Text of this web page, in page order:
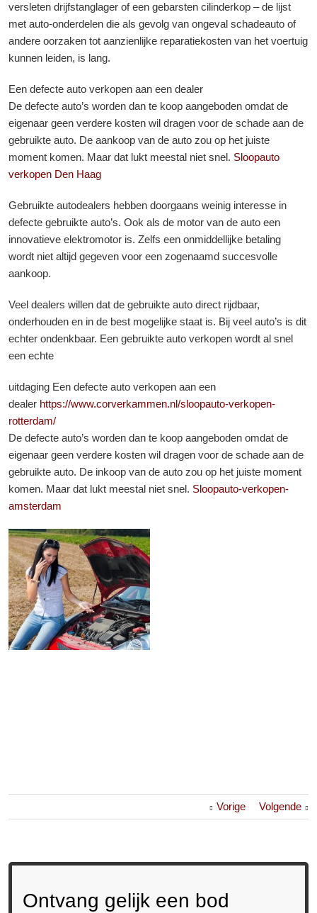
versleten drijfstanglager of een gebarsten cilinderkop – de lijst
met auto-onderdelen die als gevolg van ongeval schadeauto of
andere oorzaken tot aanzienlijke reparatiekosten van het voertuig
kunnen leiden, is lang.
Een defecte auto verkopen aan een dealer
De defecte auto’s worden dan te koop aangeboden omdat de
eigenaar geen verdere kosten wil dragen voor de schade aan de
gebruikte auto. De aankoop van de auto zou op het juiste
moment komen. Maar dat lukt meestal niet snel. Sloopauto
verkopen Den Haag
Gebruikte autodealers hebben doorgaans weinig interesse in
defecte gebruikte auto’s. Ook als de motor van de auto een
innovatieve elektromotor is. Zelfs een onmiddellijke betaling
wordt niet altijd gegeven voor een zogenaamd succesvolle
aankoop.
Veel dealers willen dat de gebruikte auto direct rijdbaar,
onderhouden en in de best mogelijke staat is. Bij veel auto’s is dit
echter ondenkbaar. Een gebruikte auto verkopen wordt al snel
een echte
uitdaging Een defecte auto verkopen aan een
dealer https://www.corverkammen.nl/sloopauto-verkopen-
rotterdam/
De defecte auto’s worden dan te koop aangeboden omdat de
eigenaar geen verdere kosten wil dragen voor de schade aan de
gebruikte auto. De inkoop van de auto zou op het juiste moment
komen. Maar dat lukt meestal niet snel. Sloopauto-verkopen-
amsterdam
Vorige Volgende
Ontvang gelijk een bod